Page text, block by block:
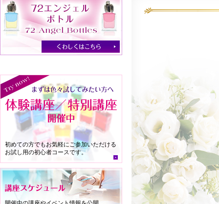
初めての方でもお気軽にご参加いただける
お試し用の初心者コースです。